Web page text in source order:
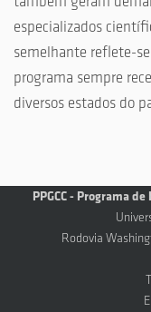
especializados
semelhante reflete-
programa sempre
diversos estados do
PPGCC - Programa
Rodovia